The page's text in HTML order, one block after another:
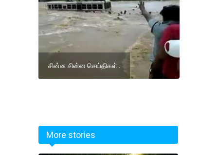
சின்ன சின்ன செய்திகள்..
More stories